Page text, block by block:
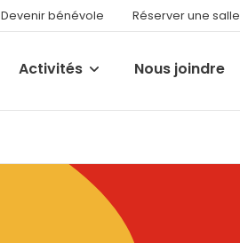
Devenir bénévole Réserver une salle
Activités Nous joindre